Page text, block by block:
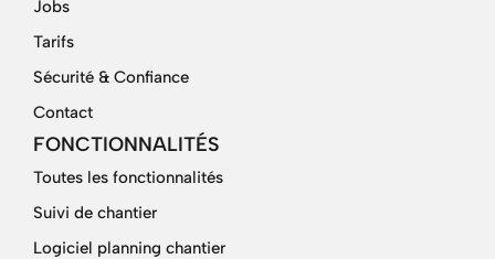
Jobs
Tarifs
Sécurité & Confiance
Contact
FONCTIONNALITÉS
Toutes les fonctionnalités
Suivi de chantier
Logiciel planning chantier